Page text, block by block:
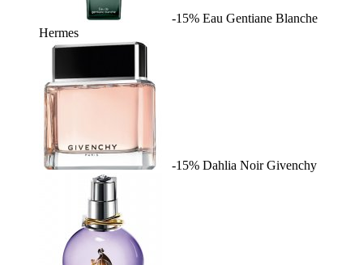
-15% Eau Gentiane Blanche
Hermes
-15% Dahlia Noir Givenchy